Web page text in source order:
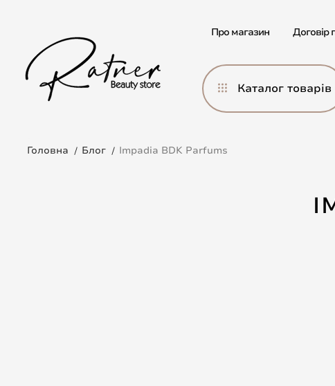
Про магазин Договір
Каталог товарів
Головна Блог Impadia BDK Parfums